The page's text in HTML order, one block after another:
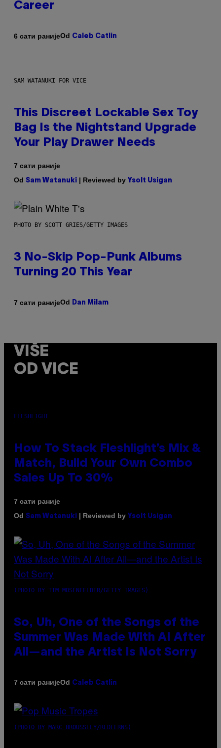
Career
6 сати ранијеOd Caleb Catlin
SAM WATANUKI FOR VICE
This Discreet Lockable Sex Toy
Bag Is the Nightstand Upgrade
Your Play Drawer Needs
7 сати раније
Od Sam Watanuki | Reviewed by Ysolt Usigan
PHOTO BY SCOTT GRIES/GETTY IMAGES
3 No-Skip Pop-Punk Albums
Turning 20 This Year
7 сати ранијеOd Dan Milam
VIŠE
OD VICE
FLESHLIGHT
How To Stack Fleshlight’s Mix &
Match, Build Your Own Combo
Sales Up To 30%
7 сати раније
Od Sam Watanuki | Reviewed by Ysolt Usigan
(PHOTO BY TIM MOSENFELDER/GETTY IMAGES)
So, Uh, One of the Songs of the
Summer Was Made With AI After
All—and the Artist Is Not Sorry
7 сати ранијеOd Caleb Catlin
(PHOTO BY MARC BROUSSELY/REDFERNS)